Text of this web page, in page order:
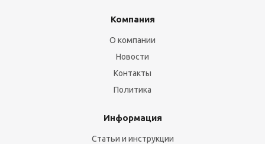
Компания
О компании
Новости
Контакты
Политика
Информация
Статьи и инструкции